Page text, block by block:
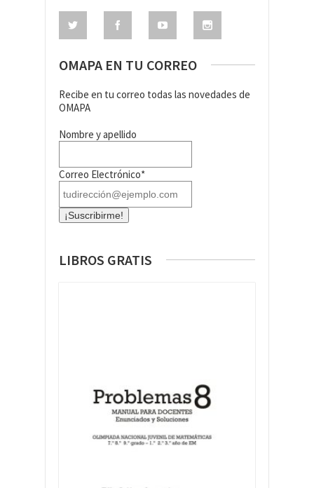
OMAPA EN TU CORREO
Recibe en tu correo todas las novedades de
OMAPA
Nombre y apellido
Correo Electrónico*
LIBROS GRATIS